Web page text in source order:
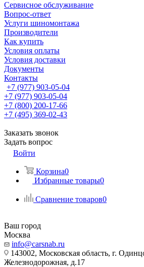
Сервисное обслуживание
Вопрос-ответ
Услуги шиномонтажа
Производители
Как купить
Условия оплаты
Условия доставки
Документы
Контакты
+7 (977) 903-05-04
+7 (977) 903-05-04
+7 (800) 200-17-66
+7 (495) 369-02-43
Заказать звонок
Задать вопрос
Войти
Корзина0
Избранные товары0
Сравнение товаров0
Ваш город
Москва
info@carsnab.ru
143002, Московская область, г.
Железнодорожная, д.17